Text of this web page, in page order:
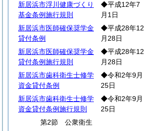
新居浜市浮川健康づくり
基金条例施行規則
◆平成12年7
月1日
新居浜市医師確保奨学金
貸付条例
◆平成28年12
月28日
新居浜市医師確保奨学金
貸付条例施行規則
◆平成28年12
月28日
新居浜市歯科衛生士修学
資金貸付条例
◆令和2年9月
25日
新居浜市歯科衛生士修学
資金貸付条例施行規則
◆令和2年9月
25日
第2節 公衆衛生